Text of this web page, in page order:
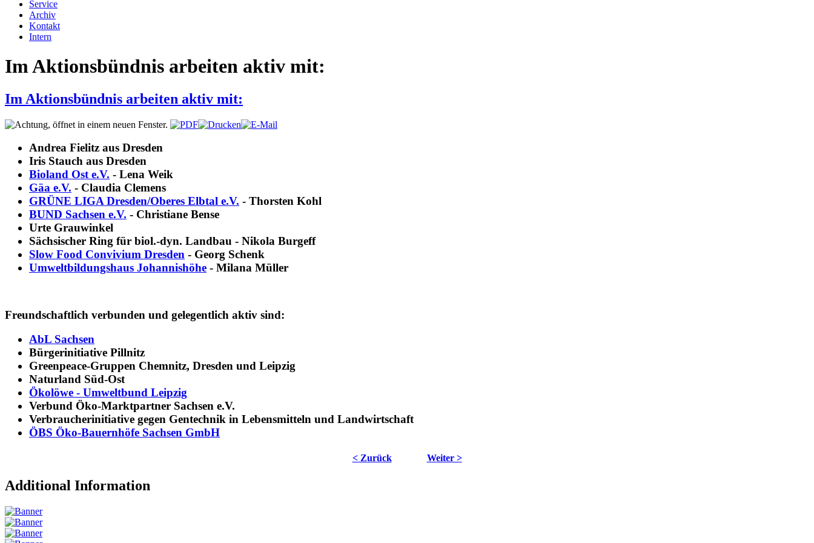
Service
Archiv
Kontakt
Intern
Im Aktionsbündnis arbeiten aktiv mit:
Im Aktionsbündnis arbeiten aktiv mit:
Andrea Fielitz aus Dresden
Iris Stauch aus Dresden
Bioland Ost e.V. - Lena Weik
Gäa e.V. - Claudia Clemens
GRÜNE LIGA Dresden/Oberes Elbtal e.V. - Thorsten Kohl
BUND Sachsen e.V. - Christiane Bense
Urte Grauwinkel
Sächsischer Ring für biol.-dyn. Landbau - Nikola Burgeff
Slow Food Convivium Dresden - Georg Schenk
Umweltbildungshaus Johannishöhe - Milana Müller
Freundschaftlich verbunden und gelegentlich aktiv sind:
AbL Sachsen
Bürgerinitiative Pillnitz
Greenpeace-Gruppen Chemnitz, Dresden und Leipzig
Naturland Süd-Ost
Ökolöwe - Umweltbund Leipzig
Verbund Öko-Marktpartner Sachsen e.V.
Verbraucherinitiative gegen Gentechnik in Lebensmitteln und Landwirtschaft
ÖBS Öko-Bauernhöfe Sachsen GmbH
< Zurück Weiter >
Additional Information